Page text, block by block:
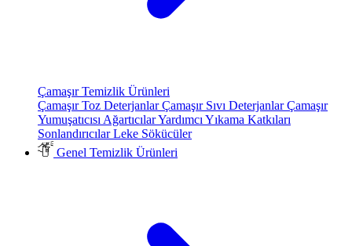
Çamaşır Temizlik Ürünleri
Çamaşır Toz DeterjanlarÇamaşır Sıvı DeterjanlarÇamaşır
Yumuşatıcısı AğartıcılarYardımcı Yıkama Katkıları
SonlandırıcılarLeke Sökücüler
Genel Temizlik Ürünleri